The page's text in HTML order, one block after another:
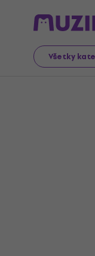
Všetky
Audio Video
Ukončený